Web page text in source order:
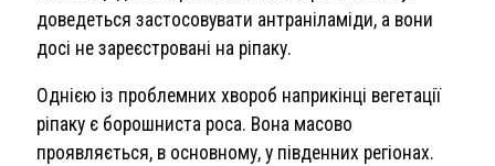
доведеться застосовувати антраніламіди, а вони
досі не зареєстровані на ріпаку.
Однією із проблемних хвороб наприкінці вегетації
ріпаку є борошниста роса. Вона масово
проявляється, в основному, у південних регіонах.